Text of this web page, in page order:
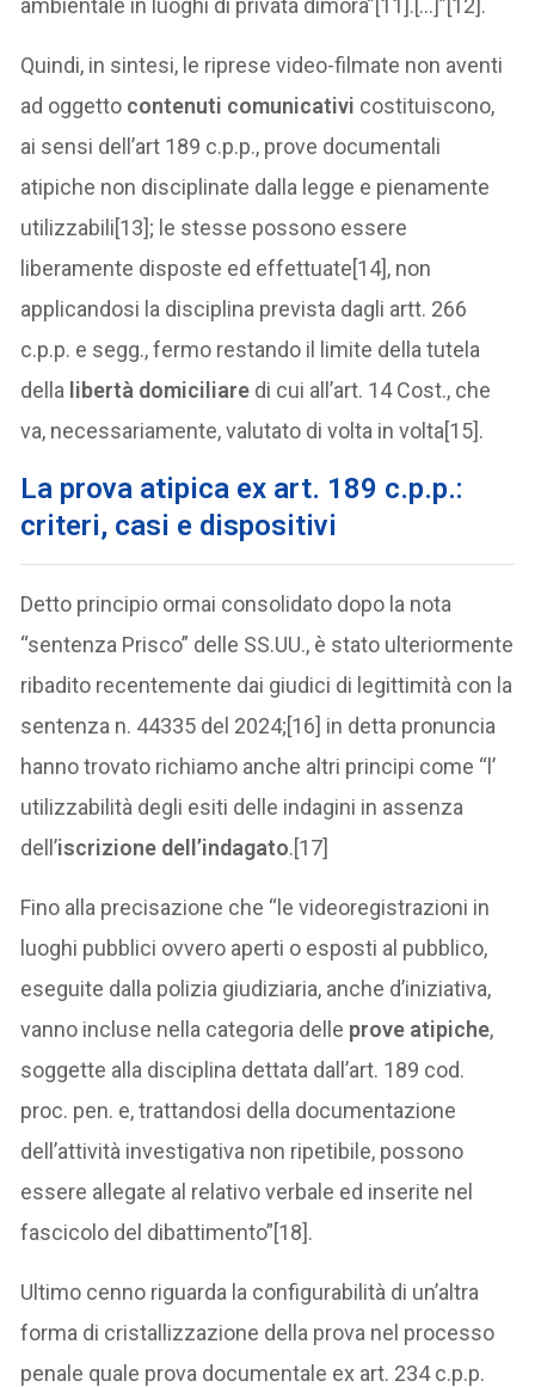
Quindi, in sintesi, le riprese video-filmate non aventi
ad oggetto contenuti comunicativi costituiscono,
ai sensi dell’art 189 c.p.p., prove documentali
atipiche non disciplinate dalla legge e pienamente
utilizzabili[13]; le stesse possono essere
liberamente disposte ed effettuate[14], non
applicandosi la disciplina prevista dagli artt. 266
c.p.p. e segg., fermo restando il limite della tutela
della libertà domiciliare di cui all’art. 14 Cost., che
va, necessariamente, valutato di volta in volta[15].
La prova atipica ex art. 189 c.p.p.:
criteri, casi e dispositivi
Detto principio ormai consolidato dopo la nota
“sentenza Prisco” delle SS.UU., è stato ulteriormente
ribadito recentemente dai giudici di legittimità con la
sentenza n. 44335 del 2024;[16] in detta pronuncia
hanno trovato richiamo anche altri principi come “l’
utilizzabilità degli esiti delle indagini in assenza
dell’iscrizione dell’indagato.[17]
Fino alla precisazione che “le videoregistrazioni in
luoghi pubblici ovvero aperti o esposti al pubblico,
eseguite dalla polizia giudiziaria, anche d’iniziativa,
vanno incluse nella categoria delle prove atipiche,
soggette alla disciplina dettata dall’art. 189 cod.
proc. pen. e, trattandosi della documentazione
dell’attività investigativa non ripetibile, possono
essere allegate al relativo verbale ed inserite nel
fascicolo del dibattimento”[18].
Ultimo cenno riguarda la configurabilità di un’altra
forma di cristallizzazione della prova nel processo
penale quale prova documentale ex art. 234 c.p.p.